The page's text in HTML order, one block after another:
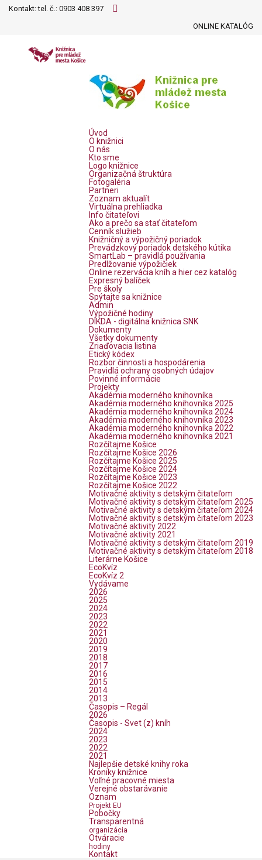
Kontakt: tel. č.: 0903 408 397
ONLINE KATALÓG
Úvod
O knižnici
O nás
Kto sme
Logo knižnice
Organizačná štruktúra
Fotogaléria
Partneri
Zoznam aktualít
Virtuálna prehliadka
Info čitateľovi
Ako a prečo sa stať čitateľom
Cenník služieb
Knižničný a výpožičný poriadok
Prevádzkový poriadok detského kútika
SmartLab – pravidlá používania
Predlžovanie výpožičiek
Online rezervácia kníh a hier cez katalóg
Expresný balíček
Pre školy
Spýtajte sa knižnice
Admin
Výpožičné hodiny
DIKDA - digitálna knižnica SNK
Dokumenty
Všetky dokumenty
Zriaďovacia listina
Etický kódex
Rozbor činnosti a hospodárenia
Pravidlá ochrany osobných údajov
Povinné informácie
Projekty
Akadémia moderného knihovníka
Akadémia moderného knihovníka 2025
Akadémia moderného knihovníka 2024
Akadémia moderného knihovníka 2023
Akadémia moderného knihovníka 2022
Akadémia moderného knihovníka 2021
Rozčítajme Košice
Rozčítajme Košice 2026
Rozčítajme Košice 2025
Rozčítajme Košice 2024
Rozčítajme Košice 2023
Rozčítajme Košice 2022
Motivačné aktivity s detským čitateľom
Motivačné aktivity s detským čitateľom 2025
Motivačné aktivity s detským čitateľom 2024
Motivačné aktivity s detským čitateľom 2023
Motivačné aktivity 2022
Motivačné aktivity 2021
Motivačné aktivity s detským čitateľom 2019
Motivačné aktivity s detským čitateľom 2018
Literárne Košice
EcoKvíz
EcoKvíz 2
Vydávame
2026
2025
2024
2023
2022
2021
2020
2019
2018
2017
2016
2015
2014
2013
Časopis – Regál
2026
Časopis - Svet (z) kníh
2024
2023
2022
2021
Najlepšie detské knihy roka
Kroniky knižnice
Voľné pracovné miesta
Verejné obstarávanie
Oznam
Projekt EU
Pobočky
Transparentná
organizácia
Otváracie
hodiny
Kontakt